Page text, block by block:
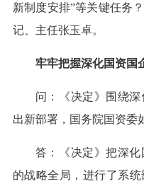
新制度安排”等关键任务
记、主任张玉卓。
牢牢把握深化国资国
问：《决定》围绕
出新部署，国务院国资委
答：《决定》把深
的战略全局，进行了系